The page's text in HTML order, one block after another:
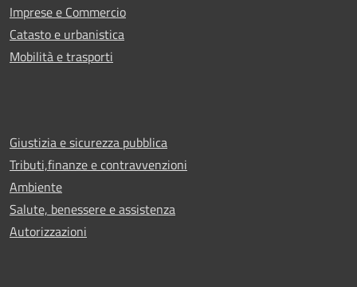
Imprese e Commercio
Catasto e urbanistica
Mobilità e trasporti
Giustizia e sicurezza pubblica
Tributi,finanze e contravvenzioni
Ambiente
Salute, benessere e assistenza
Autorizzazioni